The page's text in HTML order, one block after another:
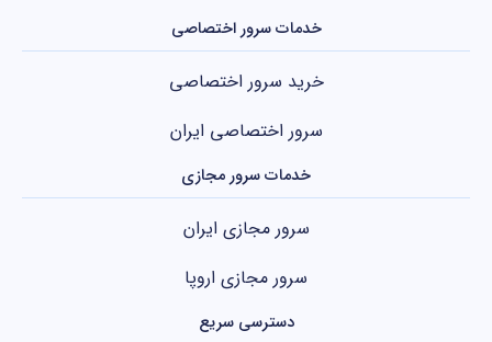
خدمات سرور اختصاصی
خرید سرور اختصاصی
سرور اختصاصی ایران
خدمات سرور مجازی
سرور مجازی ایران
سرور مجازی اروپا
دسترسی سریع